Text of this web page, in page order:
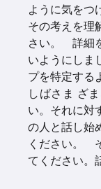
ように気をつ
その考えを理
さい。 詳細
いようにしま
プを特定する
しばさま ざ
い。それに対
の人と話し始
ください。
てください。